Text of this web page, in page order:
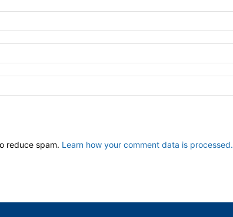
reduce spam. Learn how your comment data is processed.